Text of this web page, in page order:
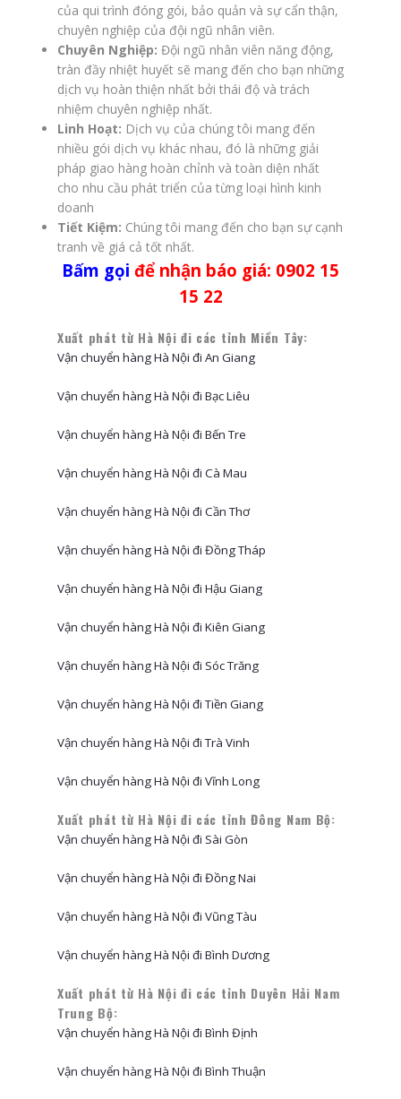
của qui trình đóng gói, bảo quản và sự cẩn thận,
chuyên nghiệp của đội ngũ nhân viên.
Chuyên Nghiệp: Đội ngũ nhân viên năng động,
tràn đầy nhiệt huyết sẽ mang đến cho bạn những
dịch vụ hoàn thiện nhất bởi thái độ và trách
nhiệm chuyên nghiệp nhất.
Linh Hoạt: Dịch vụ của chúng tôi mang đến
nhiều gói dịch vụ khác nhau, đó là những giải
pháp giao hàng hoàn chỉnh và toàn diện nhất
cho nhu cầu phát triển của từng loại hình kinh
doanh
Tiết Kiệm: Chúng tôi mang đến cho bạn sự cạnh
tranh về giá cả tốt nhất.
Bấm gọi để nhận báo giá: 0902 15
15 22
Xuất phát từ Hà Nội đi các tỉnh Miền Tây:
Vận chuyển hàng Hà Nội đi An Giang
Vận chuyển hàng Hà Nội đi Bạc Liêu
Vận chuyển hàng Hà Nội đi Bến Tre
Vận chuyển hàng Hà Nội đi Cà Mau
Vận chuyển hàng Hà Nội đi Cần Thơ
Vận chuyển hàng Hà Nội đi Đồng Tháp
Vận chuyển hàng Hà Nội đi Hậu Giang
Vận chuyển hàng Hà Nội đi Kiên Giang
Vận chuyển hàng Hà Nội đi Sóc Trăng
Vận chuyển hàng Hà Nội đi Tiền Giang
Vận chuyển hàng Hà Nội đi Trà Vinh
Vận chuyển hàng Hà Nội đi Vĩnh Long
Xuất phát từ Hà Nội đi các tỉnh Đông Nam Bộ:
Vận chuyển hàng Hà Nội đi Sài Gòn
Vận chuyển hàng Hà Nội đi Đồng Nai
Vận chuyển hàng Hà Nội đi Vũng Tàu
Vận chuyển hàng Hà Nội đi Bình Dương
Xuất phát từ Hà Nội đi các tỉnh Duyên Hải Nam
Trung Bộ:
Vận chuyển hàng Hà Nội đi Bình Định
Vận chuyển hàng Hà Nội đi Bình Thuận